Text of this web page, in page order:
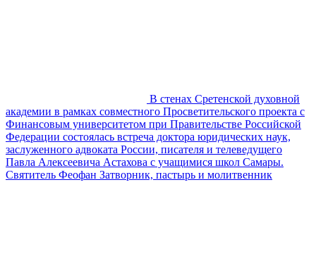
В стенах Сретенской духовной
академии в рамках совместного Просветительского проекта с
Финансовым университетом при Правительстве Российской
Федерации состоялась встреча доктора юридических наук,
заслуженного адвоката России, писателя и телеведущего
Павла Алексеевича Астахова с учащимися школ Самары.
Святитель Феофан Затворник, пастырь и молитвенник